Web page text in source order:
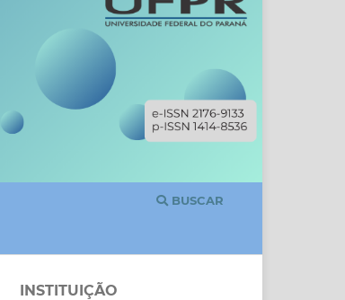
BUSCAR
INSTITUIÇÃO